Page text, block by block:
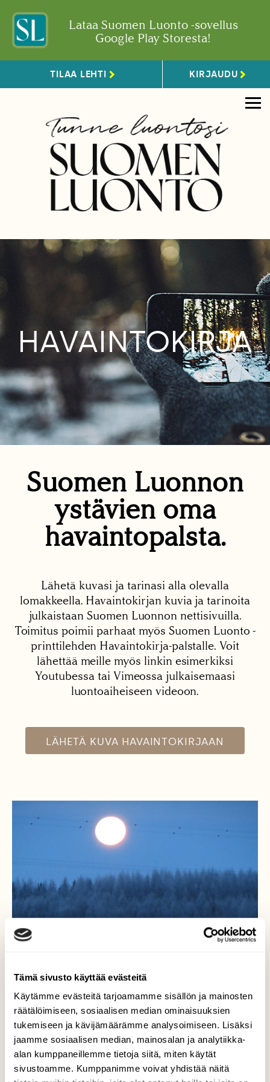
Tämä sivusto käyttää evästeitä
Käytämme evästeitä tarjoamamme sisällön ja mainosten
räätälöimiseen, sosiaalisen median ominaisuuksien
tukemiseen ja kävijämäärämme analysoimiseen. Lisäksi
jaamme sosiaalisen median, mainosalan ja analytiikka-
alan kumppaneillemme tietoja siitä, miten käytät
sivustoamme. Kumppanimme voivat yhdistää näitä
Lataa Suomen Luonto -sovellus
Google Play Storesta!
TILAA LEHTI KIRJAUDU
HAVAINTOKIRJA
Suomen Luonnon
ystävien oma
havaintopalsta.
Lähetä kuvasi ja tarinasi alla olevalla
lomakkeella. Havaintokirjan kuvia ja tarinoita
julkaistaan Suomen Luonnon nettisivuilla.
Toimitus poimii parhaat myös Suomen Luonto -
printtilehden Havaintokirja-palstalle. Voit
lähettää meille myös linkin esimerkiksi
Youtubessa tai Vimeossa julkaisemaasi
luontoaiheiseen videoon.
LÄHETÄ KUVA HAVAINTOKIRJAAN